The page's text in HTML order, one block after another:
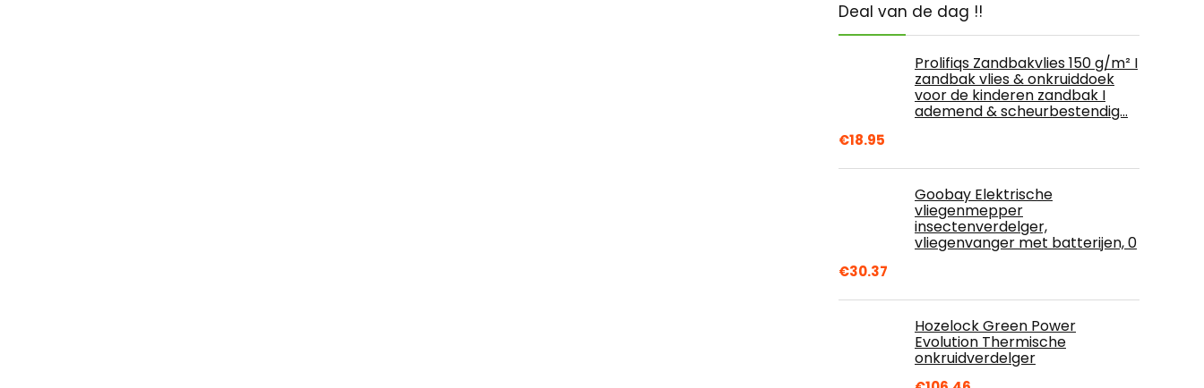
Deal van de dag !!
Prolifiqs Zandbakvlies 150 g/m² I
zandbak vlies & onkruiddoek
voor de kinderen zandbak I
ademend & scheurbestendig…
€18.95
Goobay Elektrische
vliegenmepper
insectenverdelger,
vliegenvanger met batterijen, 0
€30.37
Hozelock Green Power
Evolution Thermische
onkruidverdelger